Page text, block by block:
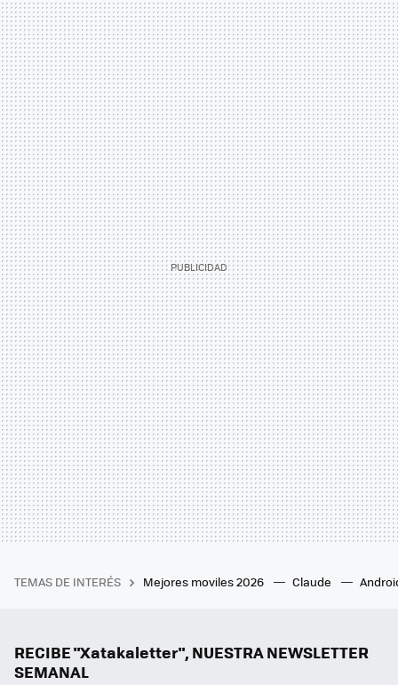
TEMAS DE INTERÉS Mejores moviles 2026 Claude
RECIBE "Xatakaletter", NUESTRA NEWSLETTER
SEMANAL